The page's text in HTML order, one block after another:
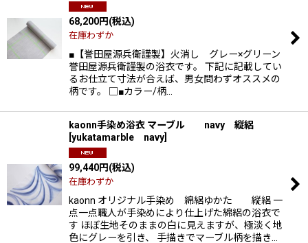
68,200円(税込)
在庫わずか
■【誉田屋源兵衛謹製】火消し グレー×グリーン
誉田屋源兵衛謹製の浴衣です。 下記に記載してい
るお仕立て寸法が合えば、男女問わずオススメの
柄です。 □■カラー/柄…
kaonn手染め浴衣 マーブル navy 縦絽
yukatamarble navy
99,440円(税込)
在庫わずか
kaonn オリジナル手染め 綿絽ゆかた 縦絽 一
点一点職人が手染めにより仕上げた綿絽の浴衣で
す ほぼ生地そのままの白に見えますが、極淡く地
色にグレーを引き、 手描きでマーブル柄を描き…